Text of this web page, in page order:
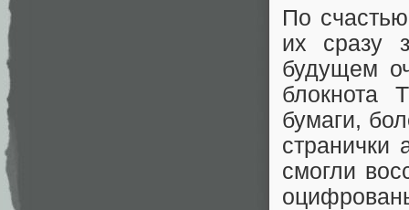
По
их сразу
будущем
блокнота
бумаги,
странички
смогли